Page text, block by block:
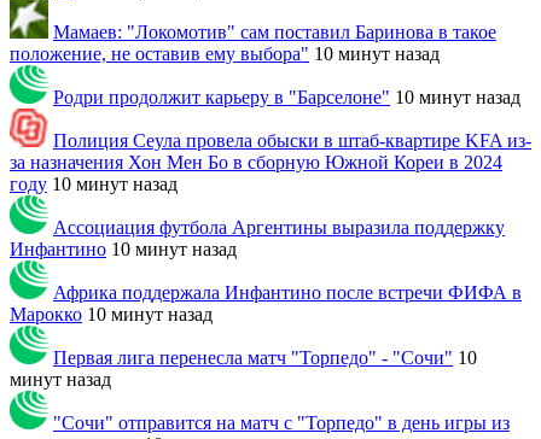
Мамаев: "Локомотив" сам поставил Баринова в такое
положение, не оставив ему выбора" 10 минут назад
Родри продолжит карьеру в "Барселоне" 10 минут назад
Полиция Сеула провела обыски в штаб-квартире KFA из-
за назначения Хон Мен Бо в сборную Южной Кореи в 2024
году 10 минут назад
Ассоциация футбола Аргентины выразила поддержку
Инфантино 10 минут назад
Африка поддержала Инфантино после встречи ФИФА в
Марокко 10 минут назад
Первая лига перенесла матч "Торпедо" - "Сочи" 10
минут назад
"Сочи" отправится на матч с "Торпедо" в день игры из